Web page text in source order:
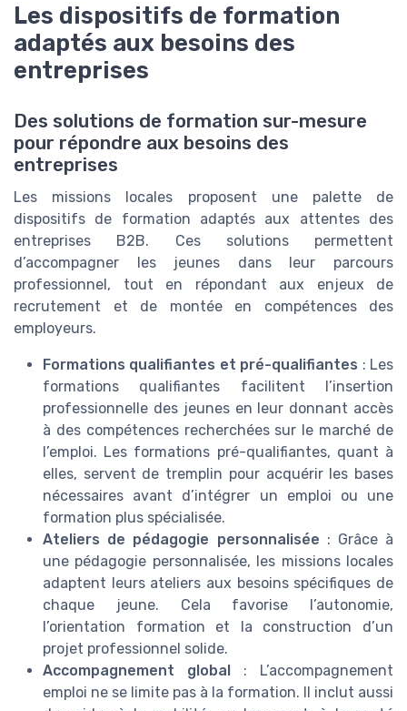
Les dispositifs de formation
adaptés aux besoins des
entreprises
Des solutions de formation sur-mesure
pour répondre aux besoins des
entreprises
Les missions locales proposent une palette de
dispositifs de formation adaptés aux attentes des
entreprises B2B. Ces solutions permettent
d’accompagner les jeunes dans leur parcours
professionnel, tout en répondant aux enjeux de
recrutement et de montée en compétences des
employeurs.
Formations qualifiantes et pré-qualifiantes : Les
formations qualifiantes facilitent l’insertion
professionnelle des jeunes en leur donnant accès
à des compétences recherchées sur le marché de
l’emploi. Les formations pré-qualifiantes, quant à
elles, servent de tremplin pour acquérir les bases
nécessaires avant d’intégrer un emploi ou une
formation plus spécialisée.
Ateliers de pédagogie personnalisée : Grâce à
une pédagogie personnalisée, les missions locales
adaptent leurs ateliers aux besoins spécifiques de
chaque jeune. Cela favorise l’autonomie,
l’orientation formation et la construction d’un
projet professionnel solide.
Accompagnement global : L’accompagnement
emploi ne se limite pas à la formation. Il inclut aussi